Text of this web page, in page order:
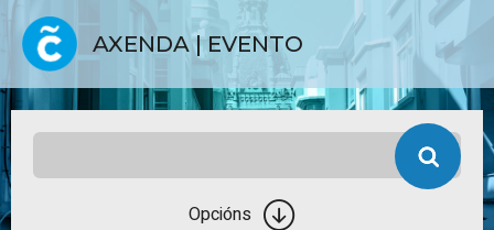
AXENDA | EVENTO
Opcións